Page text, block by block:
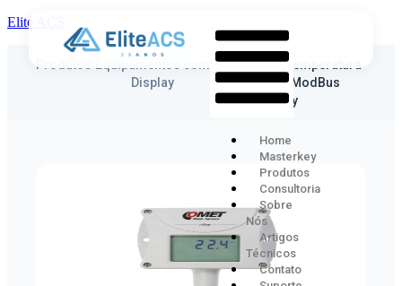
Elite ACS
Home
Masterkey
Produtos
Consultoria
Sobre
Nós
Artigos
Técnicos
Contato
Produtos
Display
Sensor de temperatura
e umidade ModBus
com display